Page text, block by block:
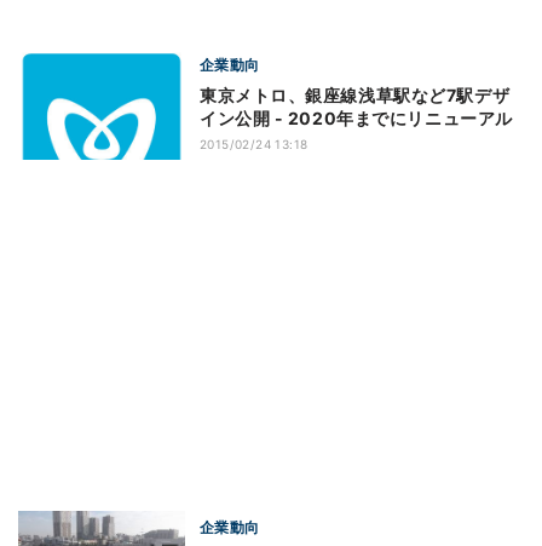
企業動向
東京メトロ、銀座線浅草駅など7駅デザ
イン公開 - 2020年までにリニューアル
2015/02/24 13:18
企業動向